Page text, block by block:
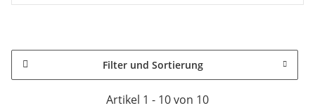
Filter und Sortierung
Artikel 1 - 10 von 10